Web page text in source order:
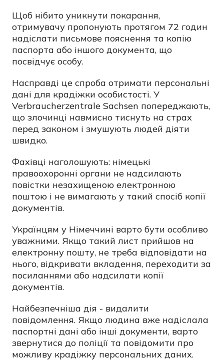
Щоб нібито уникнути покарання,
отримувачу пропонують протягом 72 годин
надіслати письмове пояснення та копію
паспорта або іншого документа, що
посвідчує особу.
Насправді це спроба отримати персональні
дані для крадіжки особистості. У
Verbraucherzentrale Sachsen попереджають,
що злочинці навмисно тиснуть на страх
перед законом і змушують людей діяти
швидко.
Фахівці наголошують: німецькі
правоохоронні органи не надсилають
повістки незахищеною електронною
поштою і не вимагають у такий спосіб копії
документів.
Українцям у Німеччині варто бути особливо
уважними. Якщо такий лист прийшов на
електронну пошту, не треба відповідати на
нього, відкривати вкладення, переходити за
посиланнями або надсилати копії
документів.
Найбезпечніша дія - видалити
повідомлення. Якщо людина вже надіслала
паспортні дані або інші документи, варто
звернутися до поліції та повідомити про
можливу крадіжку персональних даних.